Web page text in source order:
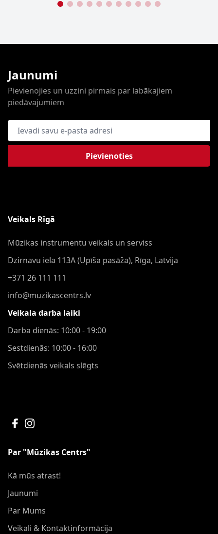
Jaunumi
Pievienojies un uzzini pirmais par labākajiem
piedāvajumiem
E-pasta adrese
Pievienoties
Veikals Rīgā
Mūzikas instrumentu veikals un serviss
Dzirnavu iela 113A (Upīša pasāža), Rīga, Latvija
+371 26 111 111
info@muzikascentrs.lv
Veikala darba laiki
Darba dienās: 10:00 - 19:00
Sestdienās: 10:00 - 16:00
Svētdienās veikals slēgts
Par "Mūzikas Centrs"
Kā mūs atrast!
Jaunumi
Par Mums
Veikali & Kontaktinformācija